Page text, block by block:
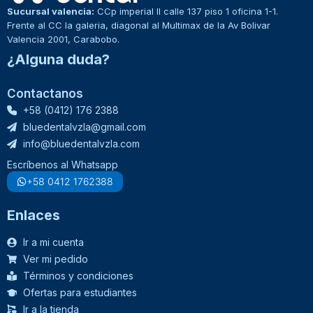
Sucursal valencia: CCp imperial II calle 137 piso 1 oficina 1-1.
Frente al CC la galeria, diagonal al Multimax de la Av Bolivar
Valencia 2001, Carabobo.
¿Alguna duda?
Contactanos
+58 (0412) 176 2388
bluedentalvzla@gmail.com
info@bluedentalvzla.com
Escríbenos al Whatsapp
+58 0412 1762388
Enlaces
Ir a mi cuenta
Ver mi pedido
Términos y condiciones
Ofertas para estudiantes
Ir a la tienda